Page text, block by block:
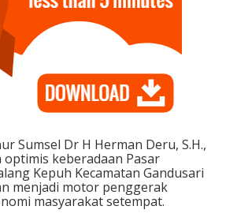
Sumsel Dr H Herman Deru, S.H.,
optimis keberadaan Pasar
Kepuh Kecamatan Gandusari
menjadi motor penggerak
masyarakat setempat.